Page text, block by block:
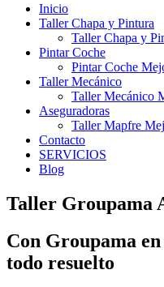
Inicio
Taller Chapa y Pintura
Taller Chapa y
Pintar Coche
Pintar Coche
Taller Mecánico
Taller Mecánico
Aseguradoras
Taller Mapfre
Contacto
SERVICIOS
Blog
Taller Groupama
Con Groupama
todo resuelto